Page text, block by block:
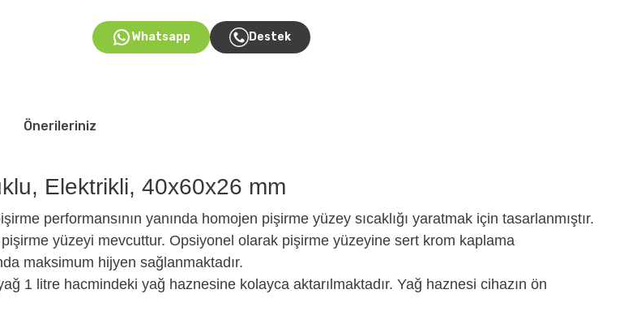
Whatsapp Destek
Önerileriniz
Elektrikli, 40x60x26 mm
performansının yanında homojen pişirme yüzey sıcaklığı yaratmak için tasarlanmıştır.
yüzeyi mevcuttur. Opsiyonel olarak pişirme yüzeyine sert krom kaplama
maksimum hijyen sağlanmaktadır.
1 litre hacmindeki yağ haznesine kolayca aktarılmaktadır. Yağ haznesi cihazın ön